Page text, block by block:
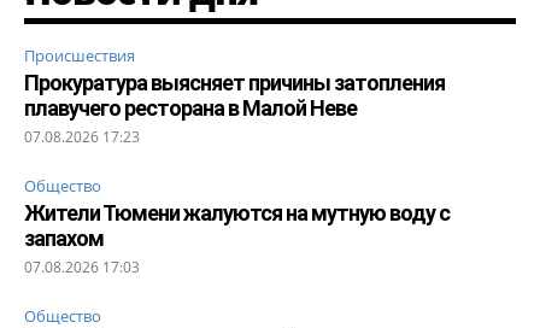
Происшествия
Прокуратура выясняет причины затопления
плавучего ресторана в Малой Неве
07.08.2026 17:23
Общество
Жители Тюмени жалуются на мутную воду с
запахом
07.08.2026 17:03
Общество